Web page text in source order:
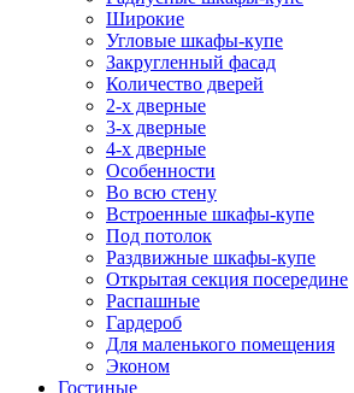
Широкие
Угловые шкафы-купе
Закругленный фасад
Количество дверей
2-х дверные
3-х дверные
4-х дверные
Особенности
Во всю стену
Встроенные шкафы-купе
Под потолок
Раздвижные шкафы-купе
Открытая секция посередине
Распашные
Гардероб
Для маленького помещения
Эконом
Гостиные